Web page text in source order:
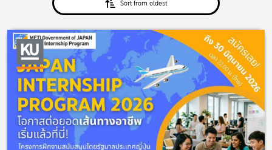
Sort from oldest